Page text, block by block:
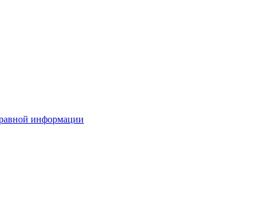
информации